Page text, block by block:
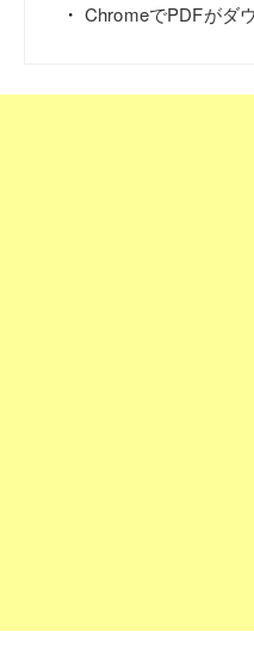
ChromeでPDFがダ